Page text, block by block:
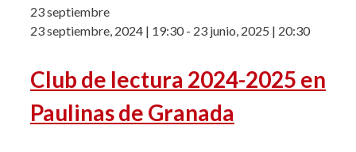
23 septiembre
23 septiembre, 2024 | 19:30- 23 junio, 2025 | 20:30
Club de lectura 2024-2025 en
Paulinas de Granada